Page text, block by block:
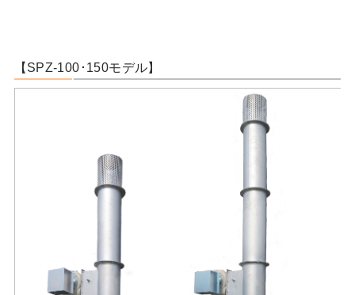
【SPZ-100･150モデル】